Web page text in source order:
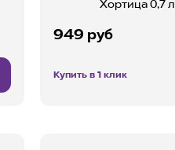
Хортица 0,7 л
949 руб
Купить в 1 клик